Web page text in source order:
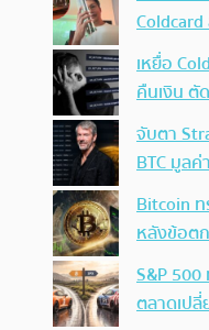
เหยื่อ
คืนเงิน
จับตา
BTC มูล
Bitcoin
หลังข้อต
S&P
ตลาดเป